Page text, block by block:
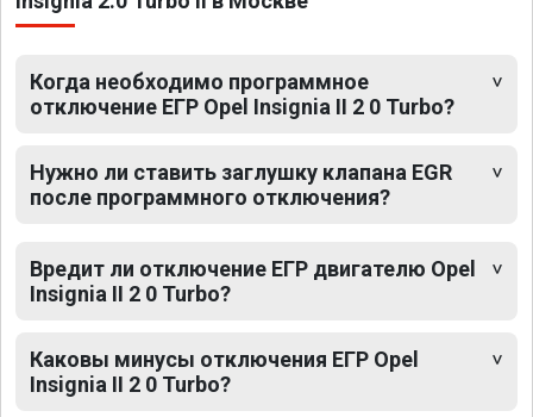
Когда необходимо программное
отключение ЕГР Opel Insignia II 2 0 Turbo?
Нужно ли ставить заглушку клапана EGR
после программного отключения?
Вредит ли отключение ЕГР двигателю Opel
Insignia II 2 0 Turbo?
Каковы минусы отключения ЕГР Opel
Insignia II 2 0 Turbo?